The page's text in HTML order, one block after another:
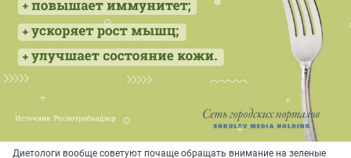
Диетологи вообще советуют почаще обращать внимание на зеленые